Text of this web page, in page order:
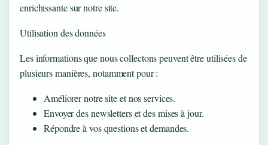
enrichissante sur notre site.
Utilisation des données
Les informations que nous collectons peuvent être utilisées de
plusieurs manières, notamment pour :
Améliorer notre site et nos services.
Envoyer des newsletters et des mises à jour.
Répondre à vos questions et demandes.